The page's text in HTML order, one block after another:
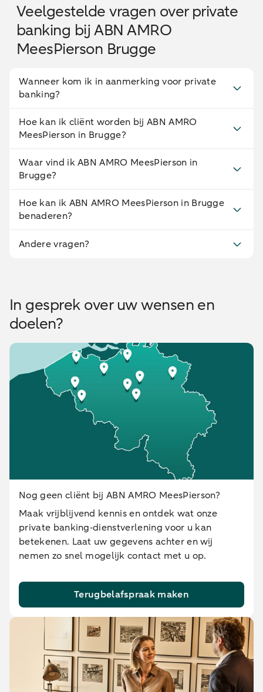
Veelgestelde vragen over private
banking bij ABN AMRO
MeesPierson Brugge
Wanneer kom ik in aanmerking voor private
banking?
Hoe kan ik cliënt worden bij ABN AMRO
MeesPierson in Brugge?
Waar vind ik ABN AMRO MeesPierson in
Brugge?
Hoe kan ik ABN AMRO MeesPierson in Brugge
benaderen?
Andere vragen?
In gesprek over uw wensen en
doelen?
Nog geen cliënt bij ABN AMRO MeesPierson?
Maak vrijblijvend kennis en ontdek wat onze
private banking‑dienstverlening voor u kan
betekenen. Laat uw gegevens achter en wij
nemen zo snel mogelijk contact met u op.
Terugbelafspraak maken